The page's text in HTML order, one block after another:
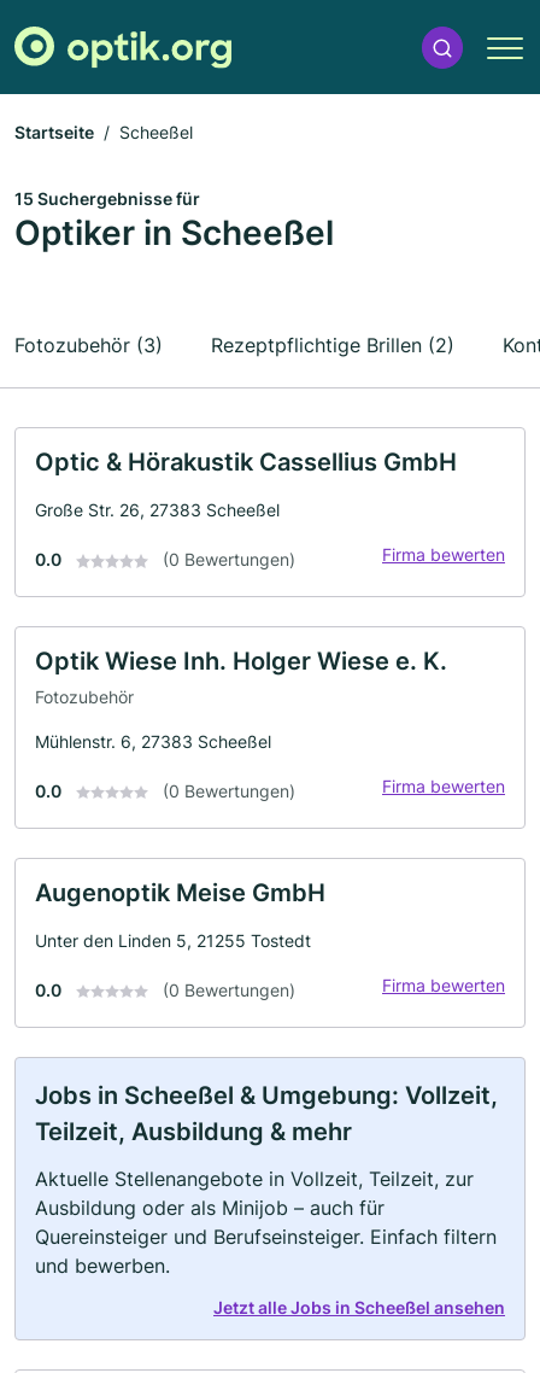
Startseite Scheeßel
15 Suchergebnisse für
Optiker in Scheeßel
Fotozubehör (3) Rezeptpflichtige Brillen (2)
Optic & Hörakustik Cassellius GmbH
Große Str. 26, 27383 Scheeßel
0.0 (0 Bewertungen) Firma bewerten
Optik Wiese Inh. Holger Wiese e. K.
Fotozubehör
Mühlenstr. 6, 27383 Scheeßel
0.0 (0 Bewertungen) Firma bewerten
Augenoptik Meise GmbH
Unter den Linden 5, 21255 Tostedt
0.0 (0 Bewertungen) Firma bewerten
Jobs in Scheeßel & Umgebung: Vollzeit,
Teilzeit, Ausbildung & mehr
Aktuelle Stellenangebote in Vollzeit, Teilzeit, zur
Ausbildung oder als Minijob – auch für
Quereinsteiger und Berufseinsteiger. Einfach filtern
und bewerben.
Jetzt alle Jobs in Scheeßel ansehen